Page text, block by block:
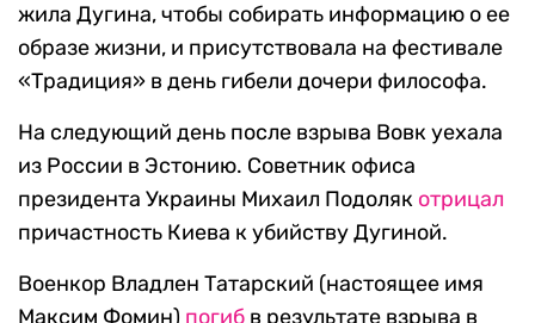
жила Дугина, чтобы собирать информацию о ее
образе жизни, и присутствовала на фестивале
«Традиция» в день гибели дочери философа.
На следующий день после взрыва Вовк уехала
из России в Эстонию. Советник офиса
президента Украины Михаил Подоляк отрицал
причастность Киева к убийству Дугиной.
Военкор Владлен Татарский (настоящее имя
Максим Фомин) погиб в результате взрыва в